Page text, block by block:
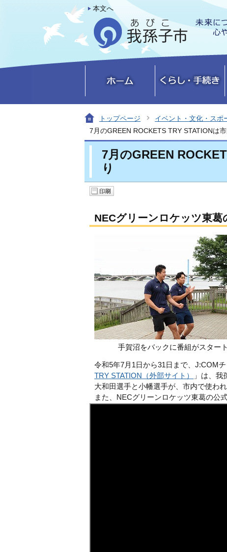
本文へ
トップページ イベント・文化・スポ
7月のGREEN ROCKETS TRY STATIONは
7月のGREEN
り
NECグリーンロケッツ東葛
手賀沼をバックに番組がスタート
令和5年7月1日から31日まで、J:COM
TRY STATION（外部サイト）
」は、我
大和田選手と小幡選手が、市内で使わ
また、NECグリーンロケッツ東葛の公